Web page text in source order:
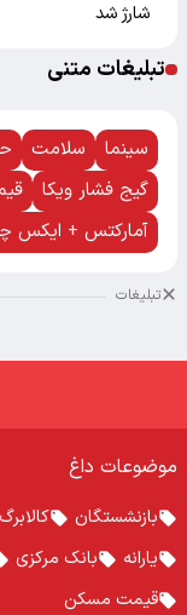
شارژ شد
تبلیغات متنی
سینما سلامت
گیج فشار ویکا
آمارکتس + ایکس
تبلیغات
موضوعات داغ
بازنشستگان
یارانه
بانک مرکزی
قیمت مسکن